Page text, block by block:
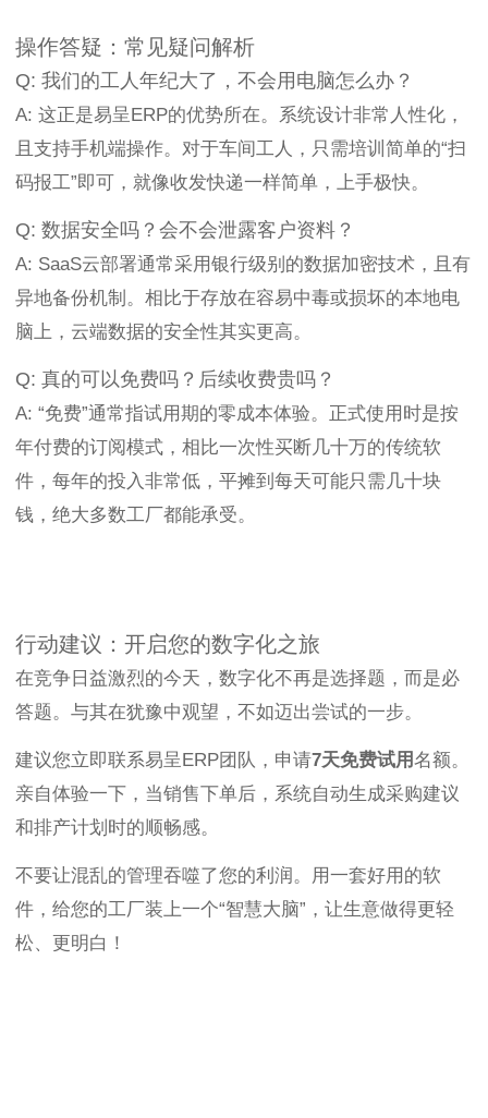
操作答疑：常见疑问解析
Q: 我们的工人年纪大了，不会用电脑怎么办？
A: 这正是易呈ERP的优势所在。系统设计非常人性化，
且支持手机端操作。对于车间工人，只需培训简单的“扫
码报工”即可，就像收发快递一样简单，上手极快。
Q: 数据安全吗？会不会泄露客户资料？
A: SaaS云部署通常采用银行级别的数据加密技术，且有
异地备份机制。相比于存放在容易中毒或损坏的本地电
脑上，云端数据的安全性其实更高。
Q: 真的可以免费吗？后续收费贵吗？
A: “免费”通常指试用期的零成本体验。正式使用时是按
年付费的订阅模式，相比一次性买断几十万的传统软
件，每年的投入非常低，平摊到每天可能只需几十块
钱，绝大多数工厂都能承受。
行动建议：开启您的数字化之旅
在竞争日益激烈的今天，数字化不再是选择题，而是必
答题。与其在犹豫中观望，不如迈出尝试的一步。
建议您立即联系易呈ERP团队，申请7天免费试用名额。
亲自体验一下，当销售下单后，系统自动生成采购建议
和排产计划时的顺畅感。
不要让混乱的管理吞噬了您的利润。用一套好用的软
件，给您的工厂装上一个“智慧大脑”，让生意做得更轻
松、更明白！